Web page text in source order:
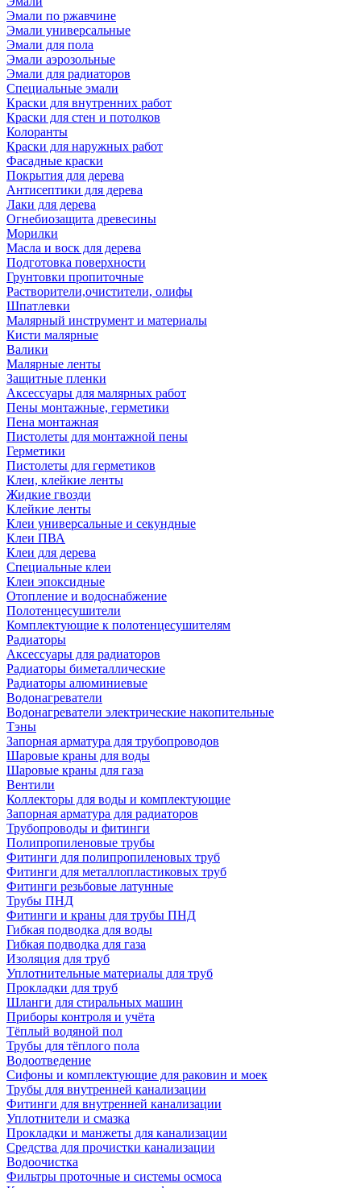
Эмали по ржавчине
Эмали универсальные
Эмали для пола
Эмали аэрозольные
Эмали для радиаторов
Специальные эмали
Краски для внутренних работ
Краски для стен и потолков
Колоранты
Краски для наружных работ
Фасадные краски
Покрытия для дерева
Антисептики для дерева
Лаки для дерева
Огнебиозащита древесины
Морилки
Масла и воск для дерева
Подготовка поверхности
Грунтовки пропиточные
Растворители,очистители, олифы
Шпатлевки
Малярный инструмент и материалы
Кисти малярные
Валики
Малярные ленты
Защитные пленки
Аксессуары для малярных работ
Пены монтажные, герметики
Пена монтажная
Пистолеты для монтажной пены
Герметики
Пистолеты для герметиков
Клеи, клейкие ленты
Жидкие гвозди
Клейкие ленты
Клеи универсальные и секундные
Клеи ПВА
Клеи для дерева
Специальные клеи
Клеи эпоксидные
Отопление и водоснабжение
Полотенцесушители
Комплектующие к полотенцесушителям
Радиаторы
Аксессуары для радиаторов
Радиаторы биметаллические
Радиаторы алюминиевые
Водонагреватели
Водонагреватели электрические накопительные
Тэны
Запорная арматура для трубопроводов
Шаровые краны для воды
Шаровые краны для газа
Вентили
Коллекторы для воды и комплектующие
Запорная арматура для радиаторов
Трубопроводы и фитинги
Полипропиленовые трубы
Фитинги для полипропиленовых труб
Фитинги для металлопластиковых труб
Фитинги резьбовые латунные
Трубы ПНД
Фитинги и краны для трубы ПНД
Гибкая подводка для воды
Гибкая подводка для газа
Изоляция для труб
Уплотнительные материалы для труб
Прокладки для труб
Шланги для стиральных машин
Приборы контроля и учёта
Тёплый водяной пол
Трубы для тёплого пола
Водоотведение
Сифоны и комплектующие для раковин и моек
Трубы для внутренней канализации
Фитинги для внутренней канализации
Уплотнители и смазка
Прокладки и манжеты для канализации
Средства для прочистки канализации
Водоочистка
Фильтры проточные и системы осмоса